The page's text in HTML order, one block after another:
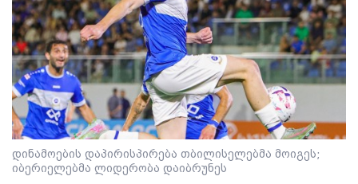
დინამოების დაპირისპირება თბილისელებმა მოიგეს;
იბერიელებმა ლიდერობა დაიბრუნეს